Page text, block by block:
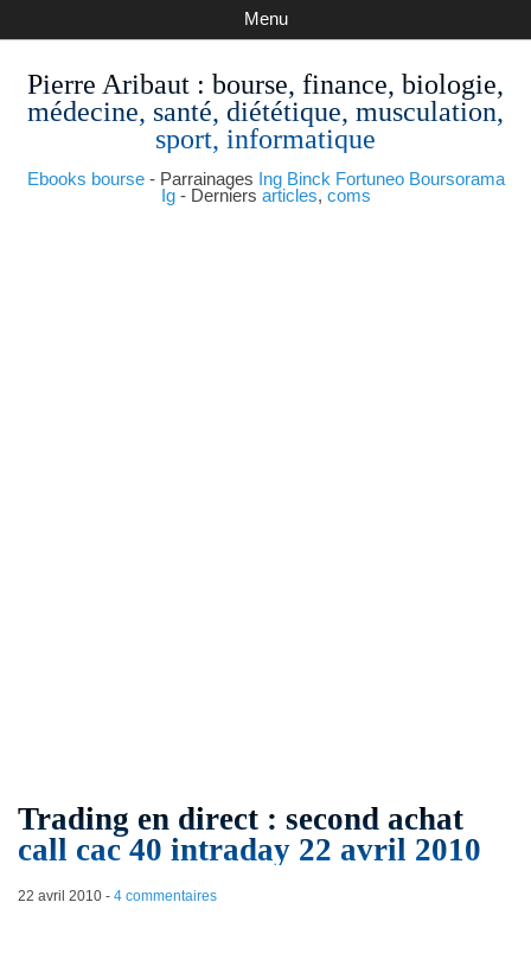
Pierre Aribaut : bourse, finance, biologie,
médecine, santé, diététique, musculation,
sport, informatique
Ebooks bourse- Parrainages Ing Binck Fortuneo Boursorama
Ig- Derniers articles, coms
Menu
Trading en direct : second achat
call cac 40 intraday 22 avril 2010
22 avril 2010- 4 commentaires